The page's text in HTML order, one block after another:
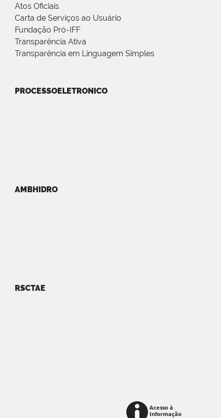
Atos Oficiais
Carta de Serviços ao Usuário
Fundação Pró-IFF
Transparência Ativa
Transparência em Linguagem Simples
PROCESSOELETRONICO
AMBHIDRO
RSCTAE